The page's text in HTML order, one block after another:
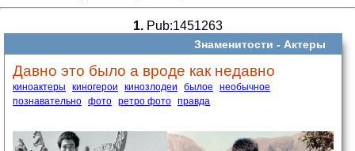
1.Pub:1451263
Знаменитости - Актеры
Давно это было а вроде как недавно
киноактеры киногерои кинозлодеи былое
необычное
познавательно фото ретро фото правда